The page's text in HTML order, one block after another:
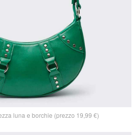
luna e borchie (prezzo 19,99 €)